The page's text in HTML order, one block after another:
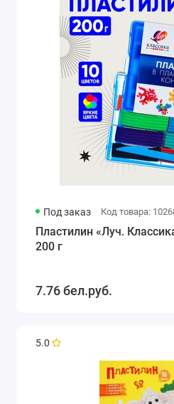
Под заказ Код товара:
Пластилин «Луч.
200 г
7.76 бел.руб.
5.0